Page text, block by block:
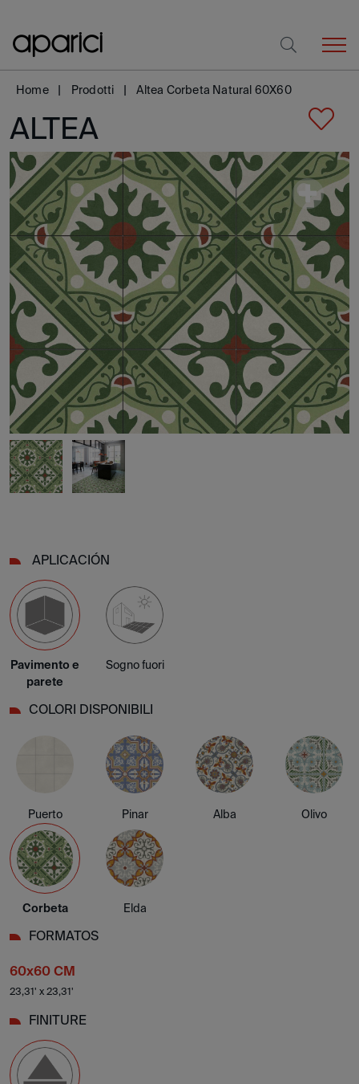
Home Prodotti Altea Corbeta Natural 60X60
ALTEA
APLICACIÓN
Pavimento e
parete
Sogno fuori
COLORI DISPONIBILI
Puerto Pinar Alba Olivo
Corbeta Elda
FORMATOS
60x60 CM
23,31' x 23,31'
FINITURE